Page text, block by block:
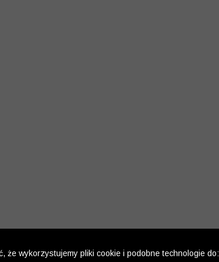
że wykorzystujemy pliki cookie i podobne technologie do: